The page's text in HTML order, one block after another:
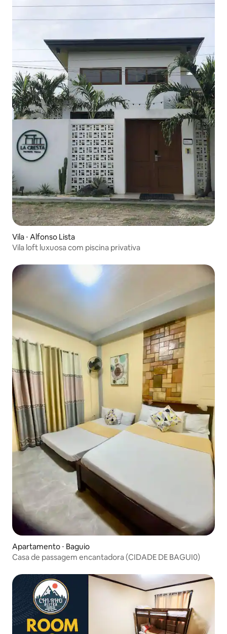
Vila ⋅ Alfonso Lista
Vila loft luxuosa com piscina privativa
Apartamento ⋅ Baguio
Casa de passagem encantadora (CIDADE DE BAGUI0)